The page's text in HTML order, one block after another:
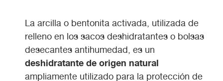
La arcilla o bentonita activada, utilizada de
relleno en los sacos deshidratantes o bolsas
desecantes antihumedad, es un
deshidratante de origen natural
ampliamente utilizado para la protección de